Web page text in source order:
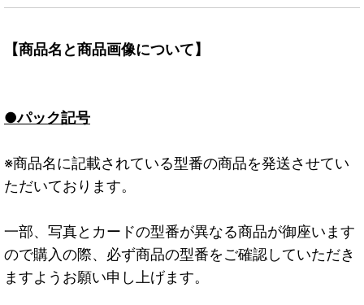
【商品名と商品画像について】
●パック記号
※商品名に記載されている型番の商品を発送させてい
ただいております。
一部、写真とカードの型番が異なる商品が御座います
ので購入の際、必ず商品の型番をご確認していただき
ますようお願い申し上げます。